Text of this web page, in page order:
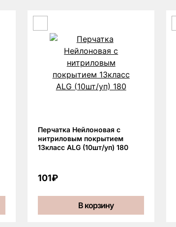
Перчатка Нейлоновая с
нитриловым покрытием
13класс ALG (10шт/уп) 180
101₽
В корзину